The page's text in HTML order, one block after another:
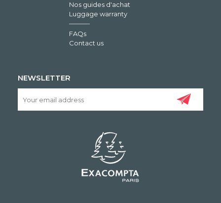
Nos guides d'achat
Luggage warranty
FAQs
Contact us
NEWSLETTER